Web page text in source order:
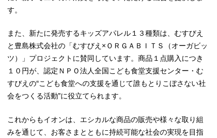
す。
また、新たに発売するキッズアパレル１３種類は、むすびえ
と豊島株式会社の「むすびえ×ＯＲＧＡＢＩＴＳ（オーガビッ
ツ）」プロジェクトに賛同しています。商品１点購入につき
１０円が、認定ＮＰＯ法人全国こども食堂支援センター・む
すびえの“こども食堂への支援を通じて誰もとりこぼさない社
会をつくる活動”に役立てられます。
これからもイオンは、エシカルな商品の販売や様々な取り組
みを通じて、お客さまとともに持続可能な社会の実現を目指